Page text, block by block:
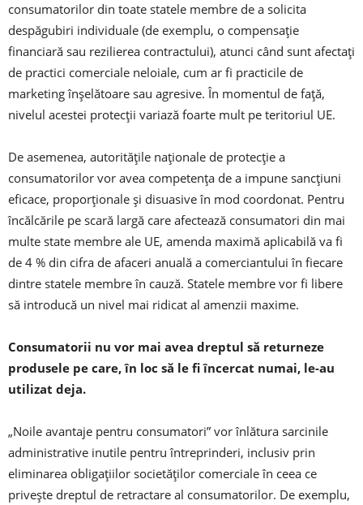
consumatorilor din toate statele membre de a solicita
despăgubiri individuale (de exemplu, o compensație
financiară sau rezilierea contractului), atunci când sunt afectați
de practici comerciale neloiale, cum ar fi practicile de
marketing înșelătoare sau agresive. În momentul de față,
nivelul acestei protecții variază foarte mult pe teritoriul UE.
De asemenea, autoritățile naționale de protecție a
consumatorilor vor avea competența de a impune sancțiuni
eficace, proporționale și disuasive în mod coordonat. Pentru
încălcările pe scară largă care afectează consumatori din mai
multe state membre ale UE, amenda maximă aplicabilă va fi
de 4 % din cifra de afaceri anuală a comerciantului în fiecare
dintre statele membre în cauză. Statele membre vor fi libere
să introducă un nivel mai ridicat al amenzii maxime.
Consumatorii nu vor mai avea dreptul să returneze
produsele pe care, în loc să le fi încercat numai, le-au
utilizat deja.
„Noile avantaje pentru consumatori” vor înlătura sarcinile
administrative inutile pentru întreprinderi, inclusiv prin
eliminarea obligațiilor societăților comerciale în ceea ce
privește dreptul de retractare al consumatorilor. De exemplu,